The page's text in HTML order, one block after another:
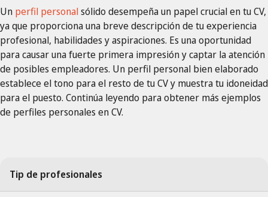
Un perfil personalsólido desempeña un papel crucial en tu CV,
ya que proporciona una breve descripción de tu experiencia
profesional, habilidades y aspiraciones. Es una oportunidad
para causar una fuerte primera impresión y captar la atención
de posibles empleadores. Un perfil personal bien elaborado
establece el tono para el resto de tu CV y muestra tu idoneidad
para el puesto. Continúa leyendo para obtener más ejemplos
de perfiles personales en CV.
Tip de profesionales